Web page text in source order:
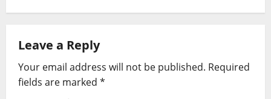
n
a
v
i
Leave a Reply
Your email address will not be published. Required
fields are marked *